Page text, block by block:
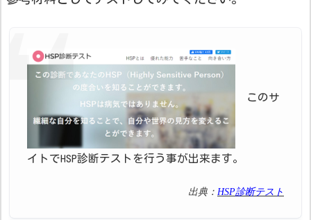
このサ
イトでHSP診断テストを行う事が出来ます。
出典： HSP診断テスト